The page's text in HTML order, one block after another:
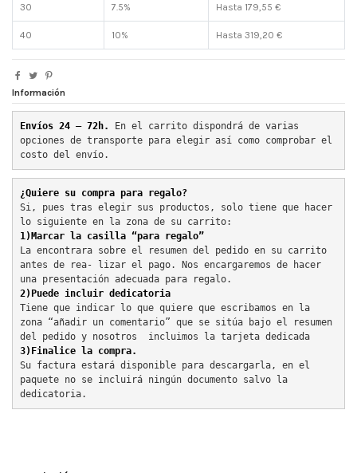
30 7.5% Hasta 179,55 €
40 10% Hasta 319,20 €
Información
Envíos 24 – 72h.
En el carrito dispondrá de varias
opciones de transporte para elegir así como comprobar el
costo del envío.
¿Quiere su compra para regalo?
Si, pues tras elegir sus productos, solo tiene que hacer
lo siguiente en la zona de su carrito:
1)Marcar la casilla “para regalo”
La encontrara sobre el resumen del pedido en su carrito
antes de rea- lizar el pago. Nos encargaremos de hacer
una presentación adecuada para regalo.
2)Puede incluir dedicatoria
Tiene que indicar lo que quiere que escribamos en la
zona “añadir un comentario” que se sitúa bajo el resumen
del pedido y nosotros  incluimos la tarjeta dedicada
3)Finalice la compra.
Su factura estará disponible para descargarla, en el
paquete no se incluirá ningún documento salvo la
dedicatoria.